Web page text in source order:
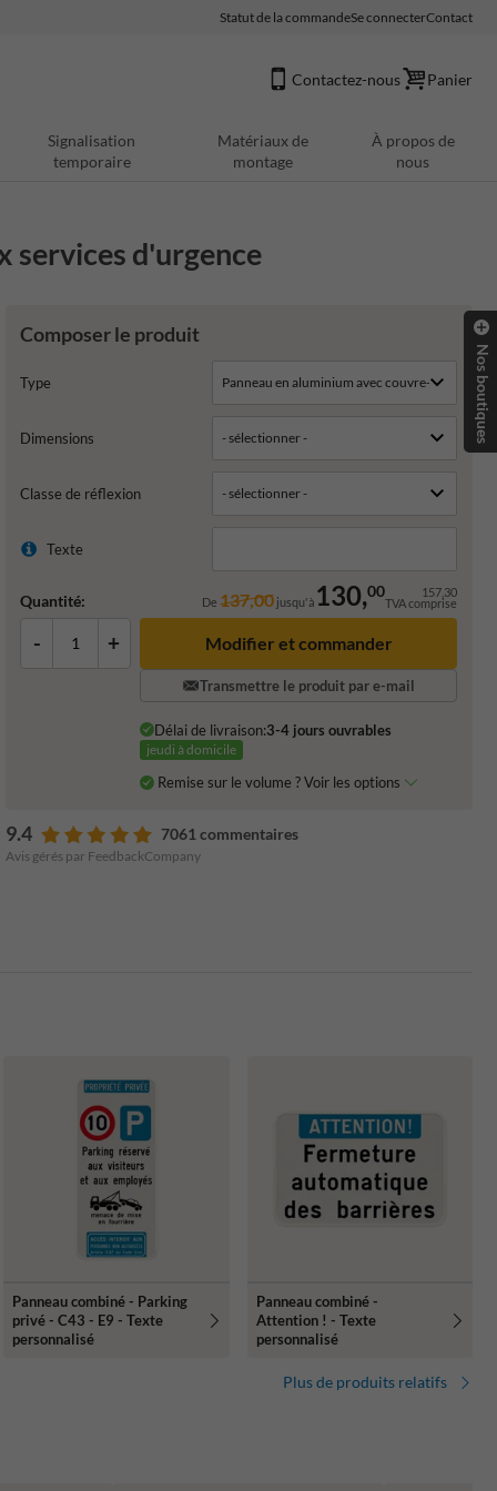
Statut de la commandeSe connecterContact
Contactez-nous Panier
Signalisation
temporaire
Matériaux de
montage
À propos de
nous
services d'urgence
Composer le produit
Type
Dimensions
Classe de réflexion
Texte
Quantité: De137,00 jusqu'à 130,00 157,30
TVA comprise
- +
Transmettre le produit par e-mail
Délai de livraison:3-4 jours ouvrables
jeudi à domicile
Remise sur le volume ? Voir les options
9.4 7061 commentaires
Avis gérés par FeedbackCompany
Panneau combiné - Parking
privé - C43 - E9 - Texte
personnalisé
Panneau combiné -
Attention ! - Texte
personnalisé
Plus de produits relatifs
Nos boutiques